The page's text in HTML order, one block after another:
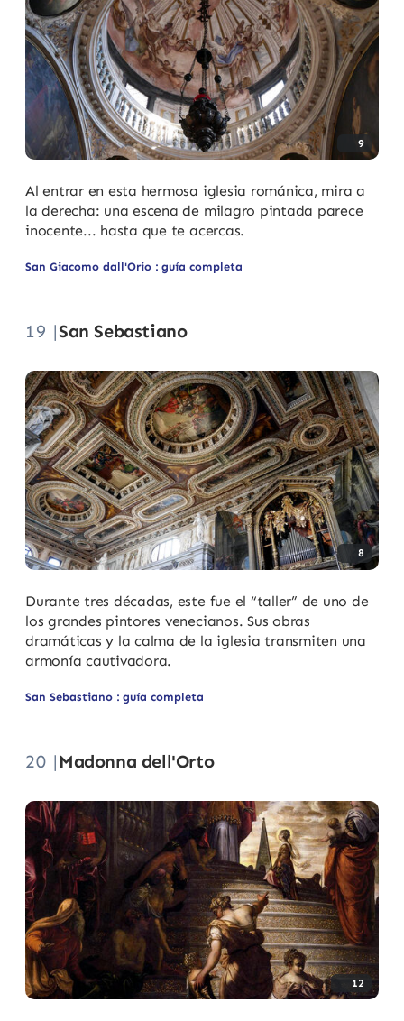
9
Al entrar en esta hermosa iglesia románica, mira a
la derecha: una escena de milagro pintada parece
inocente... hasta que te acercas.
San Giacomo dall'Orio : guía completa
19 |San Sebastiano
8
Durante tres décadas, este fue el “taller” de uno de
los grandes pintores venecianos. Sus obras
dramáticas y la calma de la iglesia transmiten una
armonía cautivadora.
San Sebastiano : guía completa
20 |Madonna dell'Orto
12